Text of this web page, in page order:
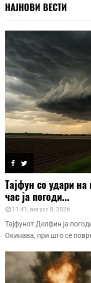
НАЈНОВИ ВЕСТИ
Тајфун со удари
час ја погоди...
11:41, август 8, 2026
Тајфунот Делфин ја
Окинава, при што се